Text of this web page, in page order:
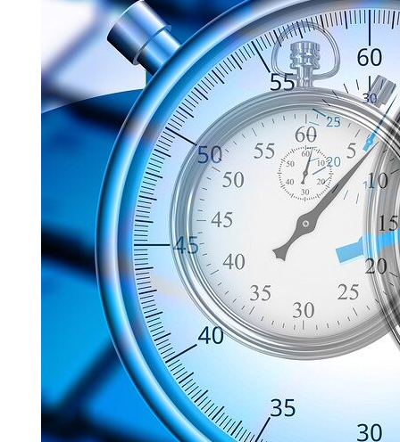
fibromialgia e
per il dolore
cronico
Nascita e
applicazione
della
Mindfulness
Mindfulness e
Neuroplasticità
Risposte alle
domande
frequenti